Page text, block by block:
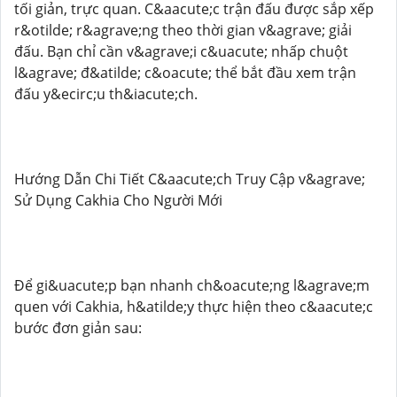
tối giản, trực quan. C&aacute;c trận đấu được sắp xếp
r&otilde; r&agrave;ng theo thời gian v&agrave; giải
đấu. Bạn chỉ cần v&agrave;i c&uacute; nhấp chuột
l&agrave; đ&atilde; c&oacute; thể bắt đầu xem trận
đấu y&ecirc;u th&iacute;ch.
Hướng Dẫn Chi Tiết C&aacute;ch Truy Cập v&agrave;
Sử Dụng Cakhia Cho Người Mới
Để gi&uacute;p bạn nhanh ch&oacute;ng l&agrave;m
quen với Cakhia, h&atilde;y thực hiện theo c&aacute;c
bước đơn giản sau: